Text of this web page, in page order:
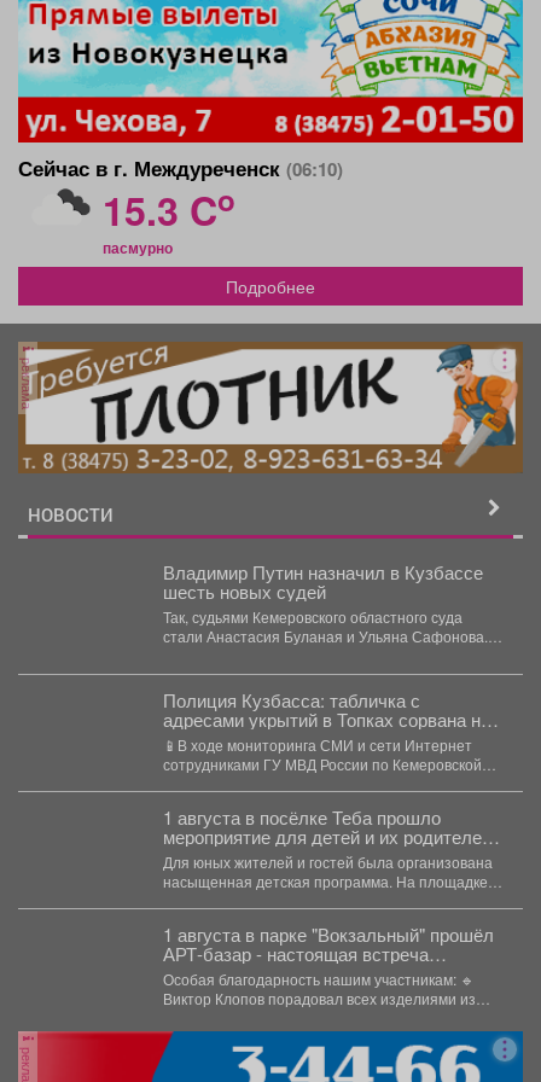
Сейчас в г. Междуреченск (06:10)
15.3 Co
пасмурно
Подробнее
реклама
НОВОСТИ
Владимир Путин назначил в Кузбассе
шесть новых судей
Так, судьями Кемеровского областного суда
стали Анастасия Буланая и Ульяна Сафонова.
Полиция Кузбасса: табличка с
адресами укрытий в Топках сорвана не
злоумышленниками, а ветром
📱В ходе мониторинга СМИ и сети Интернет
сотрудниками ГУ МВД России по Кемеровской
1 августа в посёлке Теба прошло
мероприятие для детей и их родителей
посвященное дню рождения поселка.
Для юных жителей и гостей была организована
насыщенная детская программа. На площадке
1 августа в парке "Вокзальный" прошёл
АРТ-базар - настоящая встреча
рукоделия, вдохновения и уникальных
вещей.
Особая благодарность нашим участникам: 🔹
Виктор Клопов порадовал всех изделиями из